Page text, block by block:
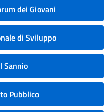
dei Giovani
di Sviluppo
Sannio
Pubblico